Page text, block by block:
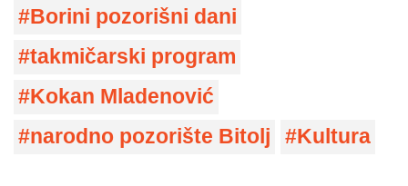
Borini pozorišni dani
takmičarski program
Kokan Mladenović
narodno pozorište Bitolj
Kultura